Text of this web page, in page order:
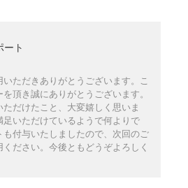
ート
ただきありがとうございます。こ
頂き誠にありがとうございます。
ただけたこと、大変嬉しく思いま
いただけているようで何よりで
付与いたしましたので、次回のご
ださい。今後ともどうぞよろしく